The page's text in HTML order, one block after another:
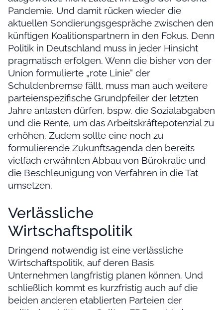
Pandemie. Und damit rücken wieder die
aktuellen Sondierungsgespräche zwischen den
künftigen Koalitionspartnern in den Fokus. Denn
Politik in Deutschland muss in jeder Hinsicht
pragmatisch erfolgen. Wenn die bisher von der
Union formulierte „rote Linie“ der
Schuldenbremse fällt, muss man auch weitere
parteienspezifische Grundpfeiler der letzten
Jahre antasten dürfen, bspw. die Sozialabgaben
und die Rente, um das Arbeitskräftepotenzial zu
erhöhen. Zudem sollte eine noch zu
formulierende Zukunftsagenda den bereits
vielfach erwähnten Abbau von Bürokratie und
die Beschleunigung von Verfahren in die Tat
umsetzen.
Verlässliche
Wirtschaftspolitik
Dringend notwendig ist eine verlässliche
Wirtschaftspolitik, auf deren Basis
Unternehmen langfristig planen können. Und
schließlich kommt es kurzfristig auch auf die
beiden anderen etablierten Parteien der